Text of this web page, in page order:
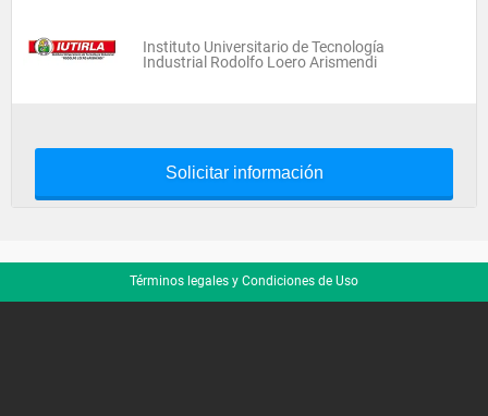
Instituto Universitario de Tecnología
Industrial Rodolfo Loero Arismendi
Solicitar información
Términos legales y Condiciones de Uso